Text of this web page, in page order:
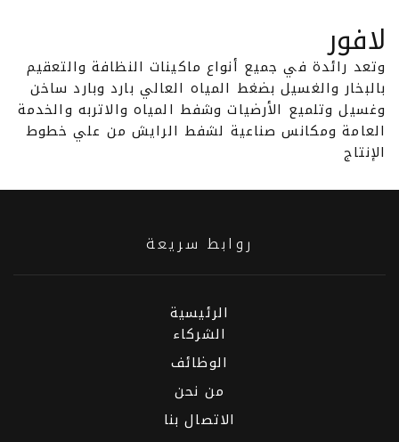
لافور
وتعد رائدة في جميع أنواع ماكينات النظافة والتعقيم
بالبخار والغسيل بضغط المياه العالي بارد وبارد ساخن
وغسيل وتلميع الأرضيات وشفط المياه والاتربه والخدمة
العامة ومكانس صناعية لشفط الرايش من علي خطوط
الإنتاج
روابط سريعة
الرئيسية
الشركاء
الوظائف
من نحن
الاتصال بنا